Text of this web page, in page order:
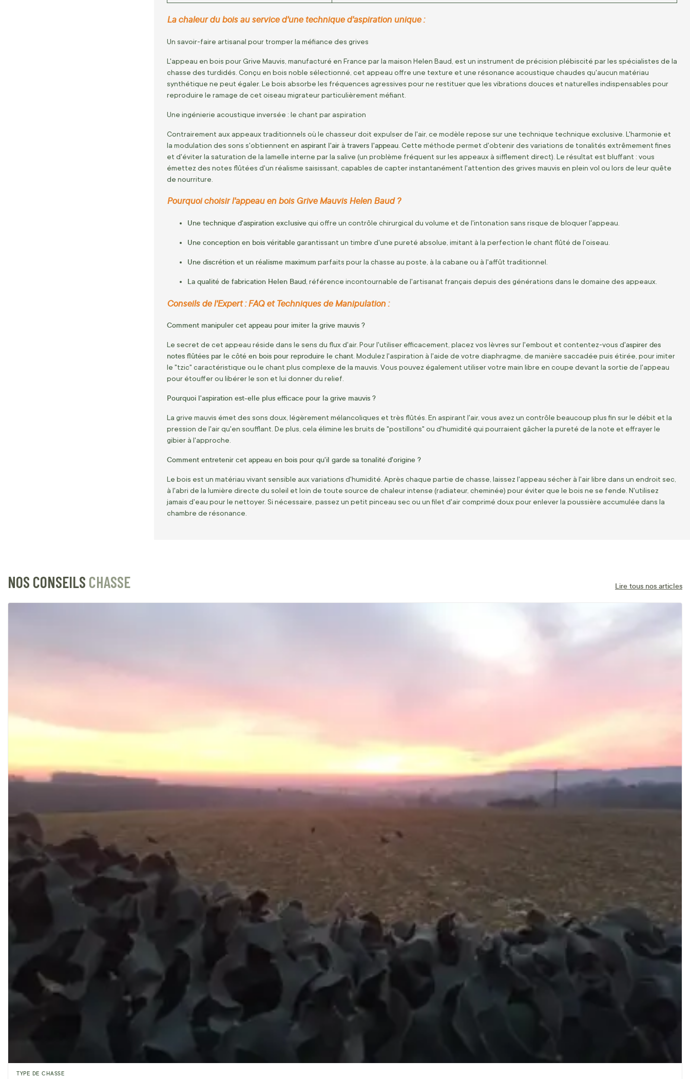
La chaleur du bois au service d'une technique d'aspiration unique :
Un savoir-faire artisanal pour tromper la méfiance des grives
L'appeau en bois pour Grive Mauvis, manufacturé en France par la maison Helen Baud, est un instrument de précision plébiscité par les spécialistes de la
chasse des turdidés. Conçu en bois noble sélectionné, cet appeau offre une texture et une résonance acoustique chaudes qu'aucun matériau
synthétique ne peut égaler. Le bois absorbe les fréquences agressives pour ne restituer que les vibrations douces et naturelles indispensables pour
reproduire le ramage de cet oiseau migrateur particulièrement méfiant.
Une ingénierie acoustique inversée : le chant par aspiration
Contrairement aux appeaux traditionnels où le chasseur doit expulser de l'air, ce modèle repose sur une technique technique exclusive. L'harmonie et
la modulation des sons s'obtiennent en aspirant l'air à travers l'appeau . Cette méthode permet d'obtenir des variations de tonalités extrêmement fines
et d'éviter la saturation de la lamelle interne par la salive (un problème fréquent sur les appeaux à sifflement direct). Le résultat est bluffant : vous
émettez des notes flûtées d'un réalisme saisissant, capables de capter instantanément l'attention des grives mauvis en plein vol ou lors de leur quête
de nourriture.
Pourquoi choisir l'appeau en bois Grive Mauvis Helen Baud ?
Une technique d'aspiration exclusivequi offre un contrôle chirurgical du volume et de l'intonation sans risque de bloquer l'appeau.
Une conception en bois véritablegarantissant un timbre d'une pureté absolue, imitant à la perfection le chant flûté de l'oiseau.
Une discrétion et un réalisme maximum parfaits pour la chasse au poste, à la cabane ou à l'affût traditionnel.
La qualité de fabrication Helen Baud , référence incontournable de l'artisanat français depuis des générations dans le domaine des appeaux.
Conseils de l'Expert : FAQ et Techniques de Manipulation :
Comment manipuler cet appeau pour imiter la grive mauvis ?
Le secret de cet appeau réside dans le sens du flux d'air. Pour l'utiliser efficacement, placez vos lèvres sur l'embout et contentez-vous d'aspirer des
notes flûtées par le côté en bois pour reproduire le chant. Modulez l'aspiration à l'aide de votre diaphragme, de manière saccadée puis étirée, pour imiter
le "tzic" caractéristique ou le chant plus complexe de la mauvis. Vous pouvez également utiliser votre main libre en coupe devant la sortie de l'appeau
pour étouffer ou libérer le son et lui donner du relief.
Pourquoi l'aspiration est-elle plus efficace pour la grive mauvis ?
La grive mauvis émet des sons doux, légèrement mélancoliques et très flûtés. En aspirant l'air, vous avez un contrôle beaucoup plus fin sur le débit et la
pression de l'air qu'en soufflant. De plus, cela élimine les bruits de "postillons" ou d'humidité qui pourraient gâcher la pureté de la note et effrayer le
gibier à l'approche.
Comment entretenir cet appeau en bois pour qu'il garde sa tonalité d'origine ?
Le bois est un matériau vivant sensible aux variations d'humidité. Après chaque partie de chasse, laissez l'appeau sécher à l'air libre dans un endroit sec,
à l'abri de la lumière directe du soleil et loin de toute source de chaleur intense (radiateur, cheminée) pour éviter que le bois ne se fende. N'utilisez
jamais d'eau pour le nettoyer. Si nécessaire, passez un petit pinceau sec ou un filet d'air comprimé doux pour enlever la poussière accumulée dans la
chambre de résonance.
NOS CONSEILS CHASSE Lire tous nos articles
TYPE DE CHASSE